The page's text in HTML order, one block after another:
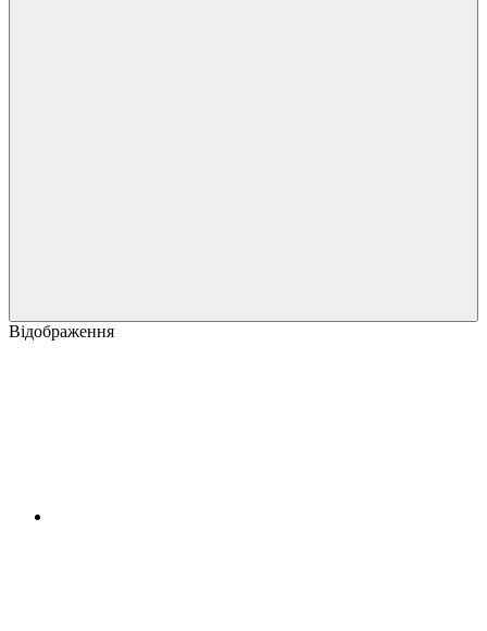
Відображення